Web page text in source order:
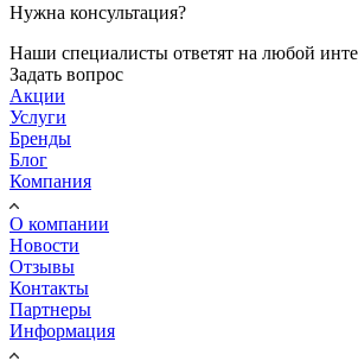
Нужна консультация?
Наши специалисты ответят на любой
Задать вопрос
Акции
Услуги
Бренды
Блог
Компания
О компании
Новости
Отзывы
Контакты
Партнеры
Информация